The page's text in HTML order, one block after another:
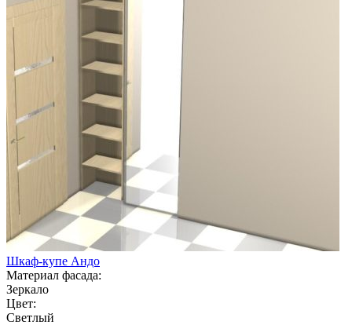
Шкаф-купе Андо
Материал фасада:
Зеркало
Цвет:
Светлый